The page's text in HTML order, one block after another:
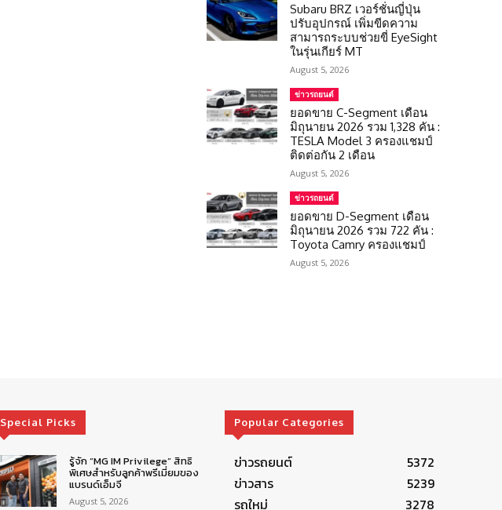
Subaru BRZ เวอร์ชั่นญี่ปุ่น
ปรับอุปกรณ์ เพิ่มขีดความ
สามารถระบบช่วยขี่ EyeSight
ในรุ่นเกียร์ MT
August 5, 2026
ข่าวรถยนต์
ยอดขาย C-Segment เดือน
มิถุนายน 2026 รวม 1,328 คัน :
TESLA Model 3 ครองแชมป์
ติดต่อกัน 2 เดือน
August 5, 2026
ข่าวรถยนต์
ยอดขาย D-Segment เดือน
มิถุนายน 2026 รวม 722 คัน :
Toyota Camry ครองแชมป์
August 5, 2026
Special Picks
รู้จัก “MG IM Privilege” สิทธิ
พิเศษสำหรับลูกค้าพรีเมี่ยมของ
แบรนด์เอ็มจี
August 5, 2026
Popular Categories
ข่าวรถยนต์
5372
ข่าวสาร
5239
รถใหม่
3278